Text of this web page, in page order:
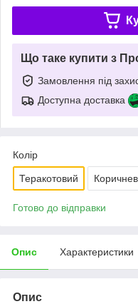
Що таке купити з
Замовлення під
Доступна доставка
Колір
Теракотовий
Готово до відправки
Опис Характеристики
Опис